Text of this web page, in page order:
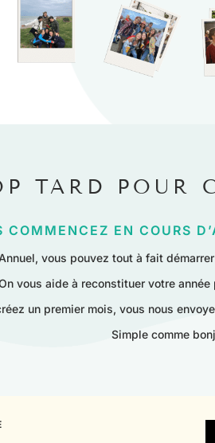
TARD POUR
COMMENCEZ EN COURS
vous pouvez tout à fait
vous aide à reconstituer votre
un premier mois, vous nous
Simple comme